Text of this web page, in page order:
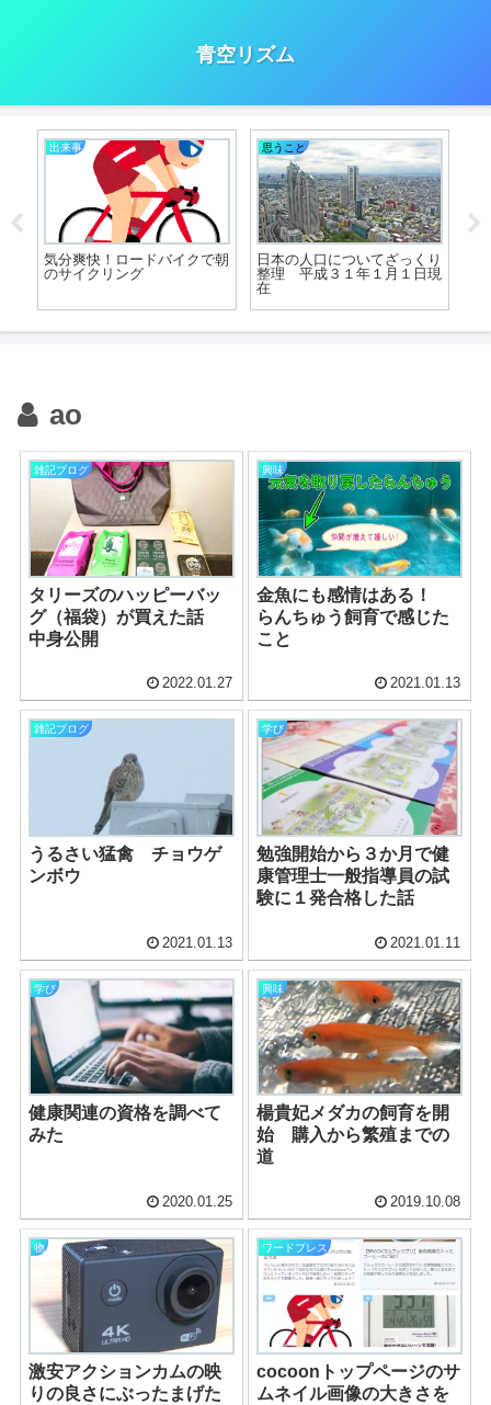
青空リズム
出来事
気分爽快！ロードバイクで朝
のサイクリング
思うこと
日本の人口についてざっくり
整理 平成３１年１月１日現
在
ao
雑記ブログ
タリーズのハッピーバッ
グ（福袋）が買えた話
中身公開
2022.01.27
興味
金魚にも感情はある！
らんちゅう飼育で感じた
こと
2021.01.13
雑記ブログ
うるさい猛禽 チョウゲ
ンボウ
2021.01.13
学び
勉強開始から３か月で健
康管理士一般指導員の試
験に１発合格した話
2021.01.11
学び
健康関連の資格を調べて
みた
2020.01.25
興味
楊貴妃メダカの飼育を開
始 購入から繁殖までの
道
2019.10.08
物
激安アクションカムの映
りの良さにぶったまげた
ワードプレス
cocoonトップページのサ
ムネイル画像の大きさを